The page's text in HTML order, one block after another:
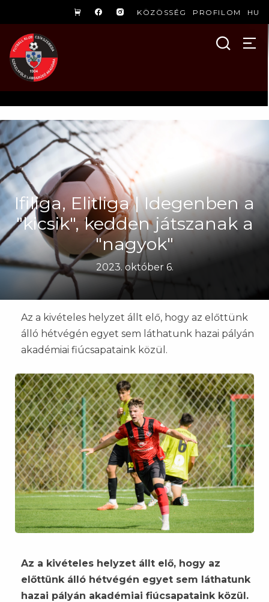
KÖZÖSSÉG PROFILOM HU
Ifiliga, Elitliga | Idegenben a
"kicsik", kedden játszanak a
"nagyok"
2023. október 6.
Az a kivételes helyzet állt elő, hogy az előttünk
álló hétvégén egyet sem láthatunk hazai pályán
akadémiai fiúcsapataink közül.
Az a kivételes helyzet állt elő, hogy az
előttünk álló hétvégén egyet sem láthatunk
hazai pályán akadémiai fiúcsapataink közül.